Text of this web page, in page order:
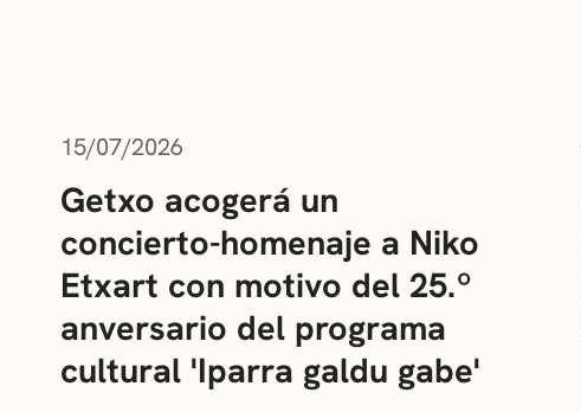
15/07/2026
Getxo acogerá un
concierto-homenaje a Niko
Etxart con motivo del 25.º
anversario del programa
cultural 'Iparra galdu gabe'